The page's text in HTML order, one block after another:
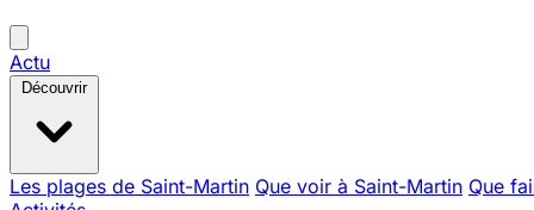
Actu
Découvrir
Les plages de Saint-Martin Que voir à Saint-Martin Que